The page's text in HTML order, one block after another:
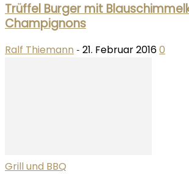
Trüffel Burger mit
Champignons
Ralf Thiemann - 21. Februar 20160
Grill und BBQ